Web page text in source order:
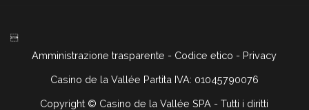

Amministrazione trasparente - Codice etico - Privacy
Casino de la Vallée Partita IVA: 01045790076
Copyright © Casino de la Vallée SPA - Tutti i diritti